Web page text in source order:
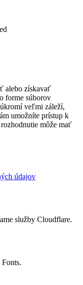
alebo získavať
forme súborov
veľmi záleží,
umožníte prístup k
môže mať
údajov
služby Cloudflare.